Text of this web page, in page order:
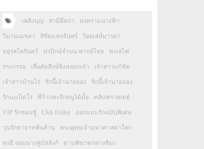
เพลิงบุญ สามีตีตรา สงครามนางฟ้า
วิมานเมขลา ลิขิตแห่งจันทร์ ร้อยเล่ห์มารยา
มธุรสโลกันตร์ ปรปักษ์จำนน พากย์ไทย ทะเลไฟ
กรงกรรม เสือตัดสิงห์ลิงหลอกเจ้า เจ้าสาวแก้ขัด
เจ้าสาวบ้านไร่ รักนี้เจ้านายจอง รักนี้เจ้านายจอง
รักนะเป็ดโง่ พี่ว้ากคะรักหนูได้มั้ย คลับฟรายเดย์
VIP รักซ่อนชู้ Club Friday ออกแบบรักฉบับพิเศษ
วุ่นรักทายาทพันล้าน พระพุทธเจ้ามหาศาสดาโลก
ทงอี จอมนางคู่บัลลังก์ ดาบพิฆาตกลางหิมะ